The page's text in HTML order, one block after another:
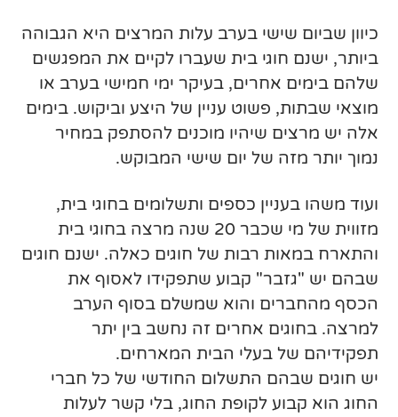
כיוון שביום שישי בערב עלות המרצים היא הגבוהה
ביותר, ישנם חוגי בית שעברו לקיים את המפגשים
שלהם בימים אחרים, בעיקר ימי חמישי בערב או
מוצאי שבתות, פשוט עניין של היצע וביקוש. בימים
אלה יש מרצים שיהיו מוכנים להסתפק במחיר
נמוך יותר מזה של יום שישי המבוקש.
ועוד משהו בעניין כספים ותשלומים בחוגי בית,
מזווית של מי שכבר 20 שנה מרצה בחוגי בית
והתארח במאות רבות של חוגים כאלה. ישנם חוגים
שבהם יש "גזבר" קבוע שתפקידו לאסוף את
הכסף מהחברים והוא שמשלם בסוף הערב
למרצה. בחוגים אחרים זה נחשב בין יתר
תפקידיהם של בעלי הבית המארחים.
יש חוגים שבהם התשלום החודשי של כל חברי
החוג הוא קבוע לקופת החוג, בלי קשר לעלות